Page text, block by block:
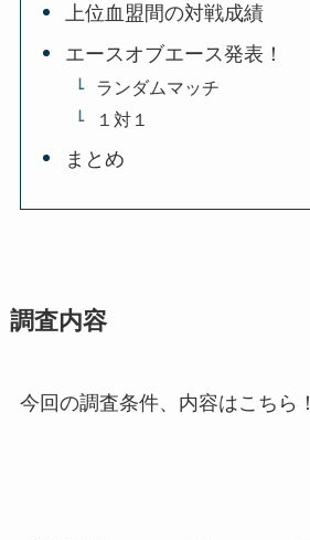
上位血盟間の対戦成績
エースオブエース発表！
ランダムマッチ
１対１
まとめ
調査内容
今回の調査条件、内容はこちら！